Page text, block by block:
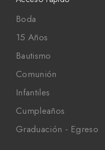
Boda
15 Años
Bautismo
Comunión
Infantiles
Cumpleaños
Graduación - Egreso